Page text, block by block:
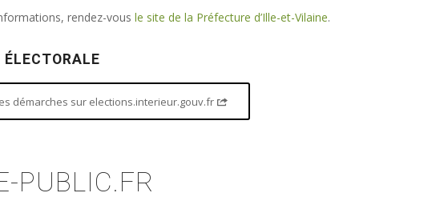
rendez-vousle site de la Préfecture d’Ille-et-Vilaine.
ÉLECTORALE
démarches sur elections.interieur.gouv.fr
PUBLIC.FR